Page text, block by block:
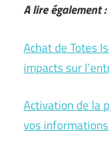
A lire également :
Achat de Totes
impacts sur
Activation de la
vos